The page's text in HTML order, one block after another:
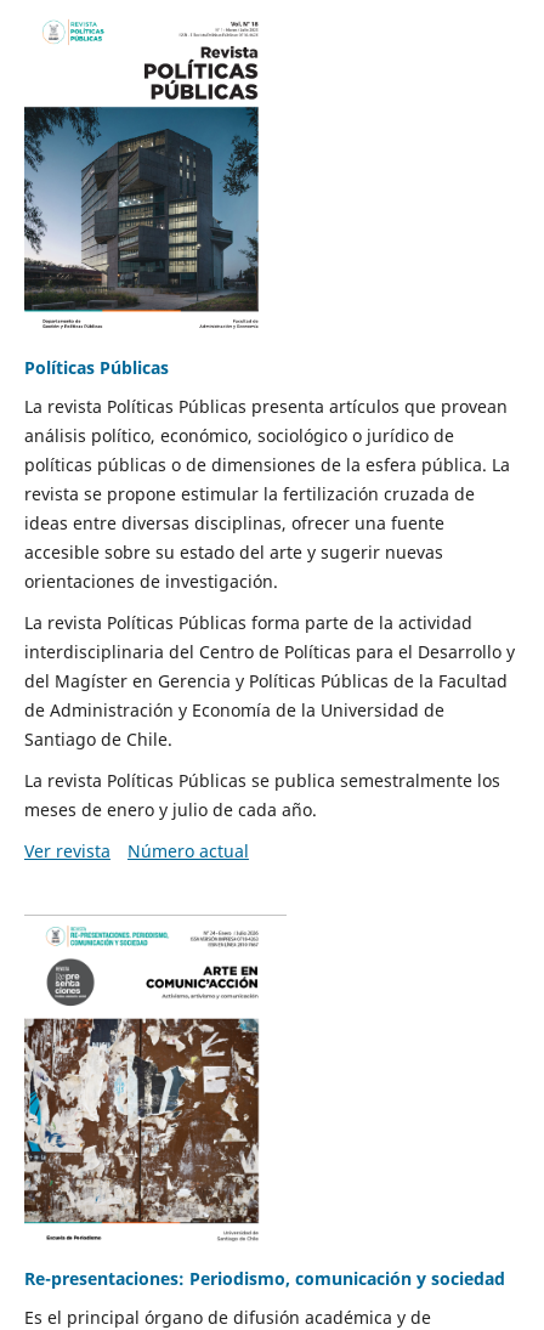
Políticas Públicas
La revista Políticas Públicas presenta artículos que provean
análisis político, económico, sociológico o jurídico de
políticas públicas o de dimensiones de la esfera pública. La
revista se propone estimular la fertilización cruzada de
ideas entre diversas disciplinas, ofrecer una fuente
accesible sobre su estado del arte y sugerir nuevas
orientaciones de investigación.
La revista Políticas Públicas forma parte de la actividad
interdisciplinaria del Centro de Políticas para el Desarrollo y
del Magíster en Gerencia y Políticas Públicas de la Facultad
de Administración y Economía de la Universidad de
Santiago de Chile.
La revista Políticas Públicas se publica semestralmente los
meses de enero y julio de cada año.
Ver revista
Número actual
Re-presentaciones: Periodismo, comunicación y sociedad
Es el principal órgano de difusión académica y de